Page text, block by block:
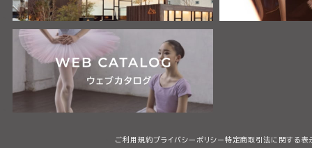
ご利用規約プライバシーポリシー特定商取引法に関する表